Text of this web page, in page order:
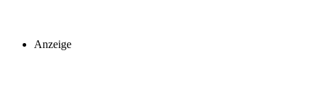
Anzeige